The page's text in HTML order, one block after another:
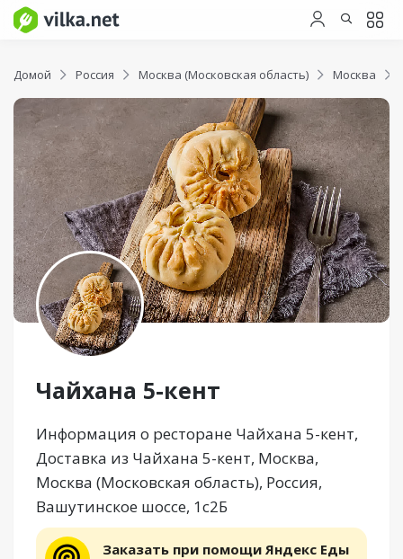
Домой Россия Москва (Московская область) Москва
Чайхана 5-кент
Информация о ресторане Чайхана 5-кент,
Доставка из Чайхана 5-кент, Москва,
Москва (Московская область), Россия,
Вашутинское шоссе, 1с2Б
Заказать при помощи Яндекс Еды